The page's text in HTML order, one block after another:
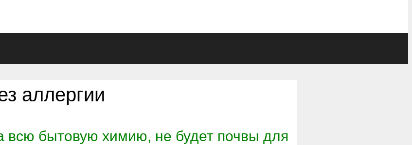
аллергии
всю бытовую химию, не будет почвы для